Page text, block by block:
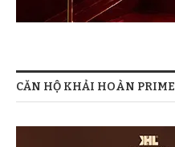
CĂN HỘ KHẢI HOÀN PRIME